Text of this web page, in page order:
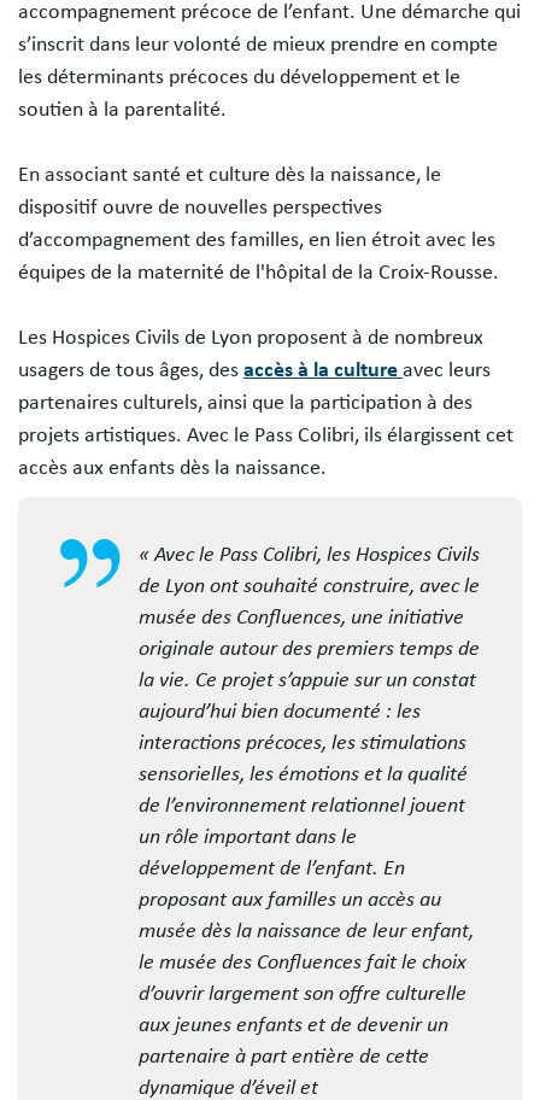
accompagnement précoce de l’enfant. Une démarche qui
s’inscrit dans leur volonté de mieux prendre en compte
les déterminants précoces du développement et le
soutien à la parentalité.
En associant santé et culture dès la naissance, le
dispositif ouvre de nouvelles perspectives
d’accompagnement des familles, en lien étroit avec les
équipes de la maternité de l'hôpital de la Croix-Rousse.
Les Hospices Civils de Lyon proposent à de nombreux
usagers de tous âges, des accès à la culture avec leurs
partenaires culturels, ainsi que la participation à des
projets artistiques. Avec le Pass Colibri, ils élargissent cet
accès aux enfants dès la naissance.
« Avec le Pass Colibri, les Hospices Civils
de Lyon ont souhaité construire, avec le
musée des Confluences, une initiative
originale autour des premiers temps de
la vie. Ce projet s’appuie sur un constat
aujourd’hui bien documenté : les
interactions précoces, les stimulations
sensorielles, les émotions et la qualité
de l’environnement relationnel jouent
un rôle important dans le
développement de l’enfant. En
proposant aux familles un accès au
musée dès la naissance de leur enfant,
le musée des Confluences fait le choix
d’ouvrir largement son offre culturelle
aux jeunes enfants et de devenir un
partenaire à part entière de cette
dynamique d’éveil et